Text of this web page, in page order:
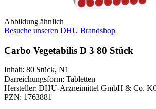
Abbildung ähnlich
Besuche unseren DHU Brandshop
Carbo Vegetabilis D 3 80 Stück
Inhalt: 80 Stück, N1
Darreichungsform: Tabletten
Hersteller: DHU-Arzneimittel GmbH & Co.
PZN: 1763881